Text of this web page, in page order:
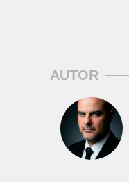
AUTOR